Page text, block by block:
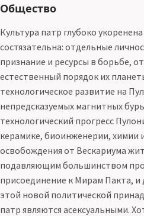
Общество
Культура патр глубоко
состязательна: отдельные
признание и ресурсы в борьбе,
естественный порядок их
технологическое развитие на
непредсказуемых магнитных
технологический прогресс
керамике, биоинженерии, химии
освобождения от Вескариума
подавляющим большинством
присоединение к Мирам Пакта,
этой новой политической
патр являются асексуальными.